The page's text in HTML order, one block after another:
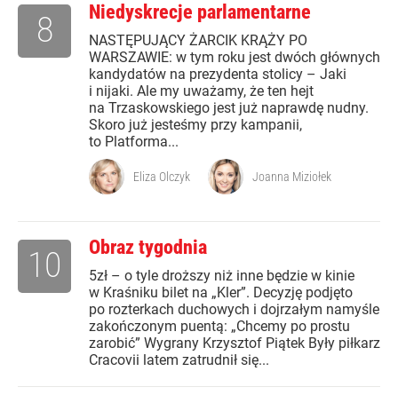
Niedyskrecje parlamentarne
NASTĘPUJĄCY ŻARCIK KRĄŻY PO
WARSZAWIE: w tym roku jest dwóch głównych
kandydatów na prezydenta stolicy – Jaki
i nijaki. Ale my uważamy, że ten hejt
na Trzaskowskiego jest już naprawdę nudny.
Skoro już jesteśmy przy kampanii,
to Platforma...
8
Eliza Olczyk Joanna Miziołek
Obraz tygodnia
5zł – o tyle droższy niż inne będzie w kinie
w Kraśniku bilet na „Kler”. Decyzję podjęto
po rozterkach duchowych i dojrzałym namyśle
zakończonym puentą: „Chcemy po prostu
zarobić” Wygrany Krzysztof Piątek Były piłkarz
Cracovii latem zatrudnił się...
10